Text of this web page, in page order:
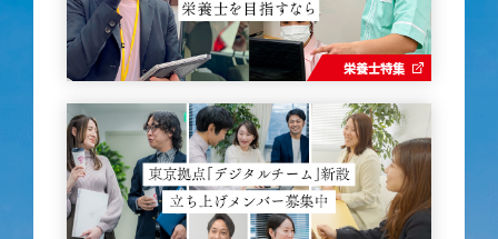
栄養士特集